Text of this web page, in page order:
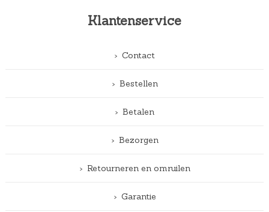
Klantenservice
Contact
Bestellen
Betalen
Bezorgen
Retourneren en omruilen
Garantie